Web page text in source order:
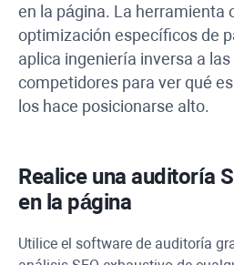
en la página. La herramienta
optimización específicos de
aplica ingeniería inversa a
competidores para ver qué
los hace posicionarse alto.
Realice una auditoría
en la página
Utilice el software de auditoría